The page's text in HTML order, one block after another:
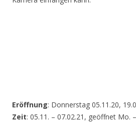
Eröffnung: Donnerstag 05.11.20,
Zeit: 05.11. – 07.02.21, geöffnet Mo.